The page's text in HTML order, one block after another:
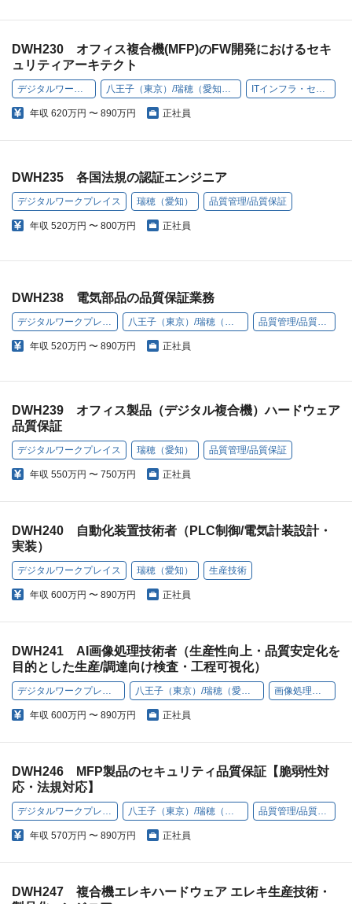
DWH230 オフィス複合機(MFP)のFW開発におけるセキ
ュリティアーキテクト
デジタルワークプレイス 八王子（東京）/瑞穂（愛知）/高槻（大阪） ITインフラ・セキュリティ
年収 620万円 〜 890万円 正社員
DWH235 各国法規の認証エンジニア
デジタルワークプレイス 瑞穂（愛知） 品質管理/品質保証
年収 520万円 〜 800万円 正社員
DWH238 電気部品の品質保証業務
デジタルワークプレイス 八王子（東京）/瑞穂（愛知） 品質管理/品質保証
年収 520万円 〜 890万円 正社員
DWH239 オフィス製品（デジタル複合機）ハードウェア
品質保証
デジタルワークプレイス 瑞穂（愛知） 品質管理/品質保証
年収 550万円 〜 750万円 正社員
DWH240 自動化装置技術者（PLC制御/電気計装設計・
実装）
デジタルワークプレイス 瑞穂（愛知） 生産技術
年収 600万円 〜 890万円 正社員
DWH241 AI画像処理技術者（生産性向上・品質安定化を
目的とした生産/調達向け検査・工程可視化）
デジタルワークプレイス 八王子（東京）/瑞穂（愛知） 画像処理開発
年収 600万円 〜 890万円 正社員
DWH246 MFP製品のセキュリティ品質保証【脆弱性対
応・法規対応】
デジタルワークプレイス 八王子（東京）/瑞穂（愛知） 品質管理/品質保証
年収 570万円 〜 890万円 正社員
DWH247 複合機エレキハードウェア エレキ生産技術・